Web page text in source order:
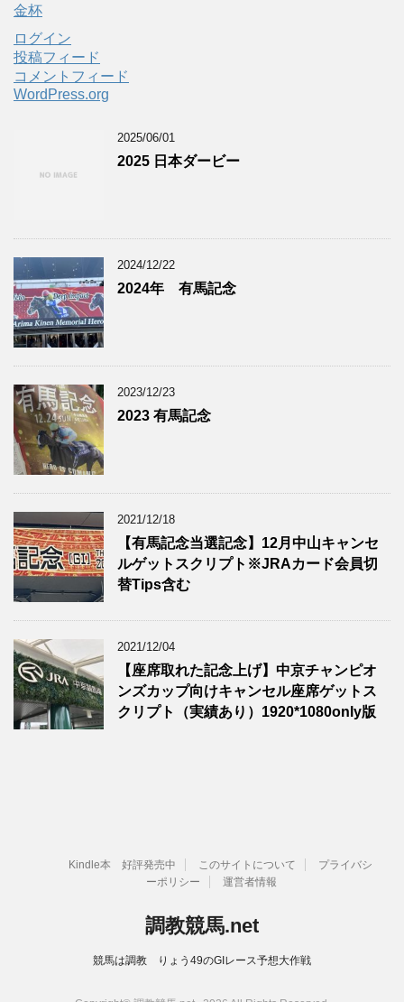
金杯
ログイン
投稿フィード
コメントフィード
WordPress.org
2025/06/01
2025 日本ダービー
2024/12/22
2024年 有馬記念
2023/12/23
2023 有馬記念
2021/12/18
【有馬記念当選記念】12月中山キャンセ
ルゲットスクリプト※JRAカード会員切
替Tips含む
2021/12/04
【座席取れた記念上げ】中京チャンピオ
ンズカップ向けキャンセル座席ゲットス
クリプト（実績あり）1920*1080only版
Kindle本 好評発売中 このサイトについて
プライバシ
ーポリシー
運営者情報
調教競馬.net
競馬は調教 りょう49のGIレース予想大作戦